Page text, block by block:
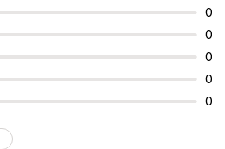
0
0
0
0
0